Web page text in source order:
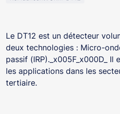
Le DT12 est un détecteur
deux technologies : Micro-
passif (IRP)._x005F_x000D_
les applications dans les
tertiaire.